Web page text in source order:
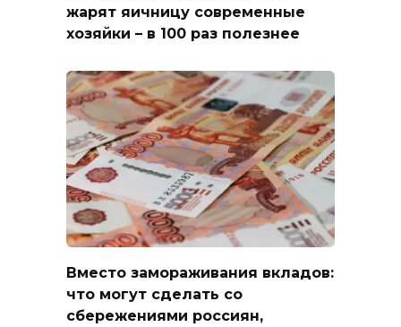
жарят яичницу современные
хозяйки – в 100 раз полезнее
Вместо замораживания вкладов:
что могут сделать со
сбережениями россиян,